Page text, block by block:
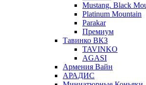
Mustang. Black
Platinum Mountain
Parakar
Премиум
Тавинко ВКЗ
TAVINKO
AGASI
Армения Вайн
АРАДИС